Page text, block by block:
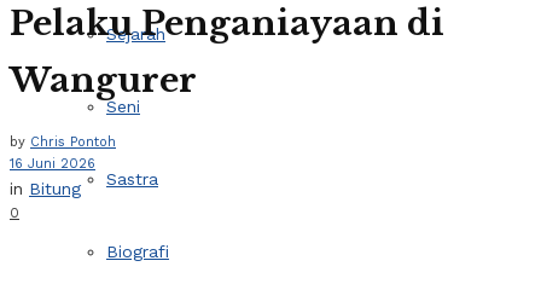
Sejarah
Seni
Sastra
Biografi
Pelaku Penganiayaan di
Wangurer
by Chris Pontoh
16 Juni 2026
in Bitung
0